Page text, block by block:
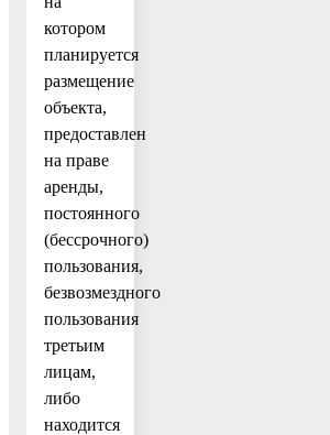
котором
планируется
размещение
объекта,
предоставлен
на праве
аренды,
постоянного
(бессрочного)
пользования,
безвозмездного
пользования
третьим
лицам,
либо
находится